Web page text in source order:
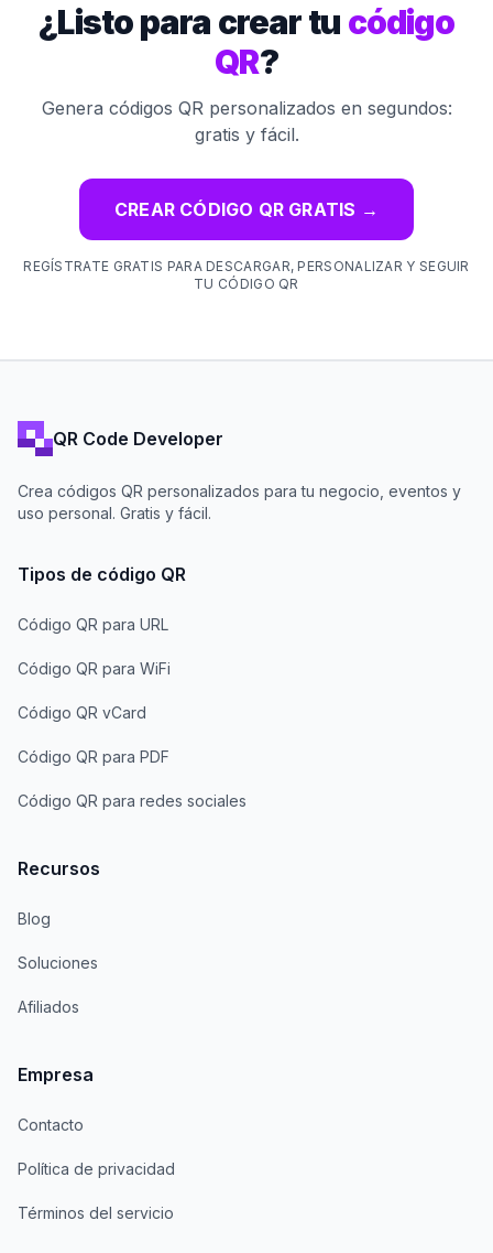
¿Listo para crear tu código
QR?
Genera códigos QR personalizados en segundos:
gratis y fácil.
CREAR CÓDIGO QR GRATIS →
REGÍSTRATE GRATIS PARA DESCARGAR, PERSONALIZAR Y SEGUIR
TU CÓDIGO QR
QR Code Developer
Crea códigos QR personalizados para tu negocio, eventos y
uso personal. Gratis y fácil.
Tipos de código QR
Código QR para URL
Código QR para WiFi
Código QR vCard
Código QR para PDF
Código QR para redes sociales
Recursos
Blog
Soluciones
Afiliados
Empresa
Contacto
Política de privacidad
Términos del servicio